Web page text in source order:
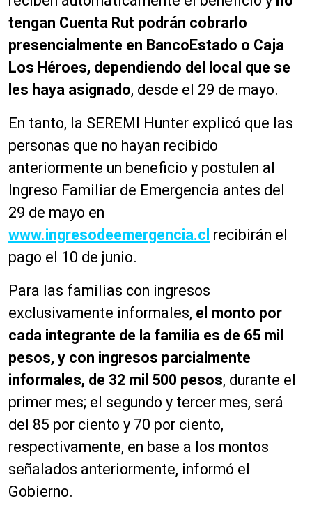
tengan Cuenta Rut podrán cobrarlo
presencialmente en BancoEstado o Caja
Los Héroes, dependiendo del local que se
les haya asignado, desde el 29 de mayo.
En tanto, la SEREMI Hunter explicó que las
personas que no hayan recibido
anteriormente un beneficio y postulen al
Ingreso Familiar de Emergencia antes del
29 de mayo en
www.ingresodeemergencia.cl recibirán el
pago el 10 de junio.
Para las familias con ingresos
exclusivamente informales, el monto por
cada integrante de la familia es de 65 mil
pesos, y con ingresos parcialmente
informales, de 32 mil 500 pesos, durante el
primer mes; el segundo y tercer mes, será
del 85 por ciento y 70 por ciento,
respectivamente, en base a los montos
señalados anteriormente, informó el
Gobierno.